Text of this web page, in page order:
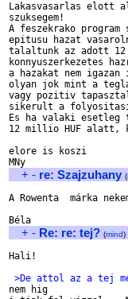
Lakasvasarlas elott
szuksegem!
A feszekrako
epitusu hazat
talaltunk az adott
konnyuszerkezetes
a hazakat nem
olyan jok mint a
vagy pozitiv
sikerult a
Es ha valaki esetleg
12 millio HUF alatt,
elore is koszi
+ - re: Szajzuhany (
A Rowenta  márka
+ - Re: re: tej? (mind)
Hali!
>De attol az a tej
nem hig